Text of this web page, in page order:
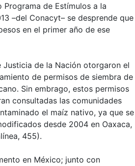
de Estímulos a la
–del Conacyt– se desprende que
en el primer año de ese
Justicia de la Nación otorgaron el
de permisos de siembra de
Sin embrago, estos permisos
consultadas las comunidades
el maíz nativo, ya que se
desde 2004 en Oaxaca,
455).
en México; junto con